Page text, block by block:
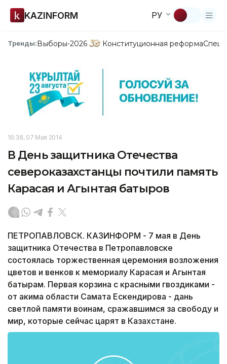
KAZINFORM РУ
Тренды:Выборы-2026 Конституционная реформа
16:38, 07 Мая 2014
В День защитника Отечества
североказахстанцы почтили память
Карасая и Агынтая батыров
ПЕТРОПАВЛОВСК. КАЗИНФОРМ - 7 мая в День
защитника Отечества в Петропавловске
состоялась торжественная церемония возложения
цветов и венков к мемориалу Карасая и Агынтая
батырам. Первая корзина с красными гвоздиками -
от акима области Самата Ескендирова - дань
светлой памяти воинам, сражавшимся за свободу и
мир, которые сейчас царят в Казахстане.